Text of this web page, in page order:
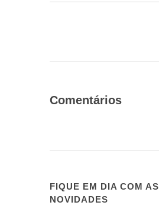
Comentários
FIQUE EM DIA COM AS
NOVIDADES